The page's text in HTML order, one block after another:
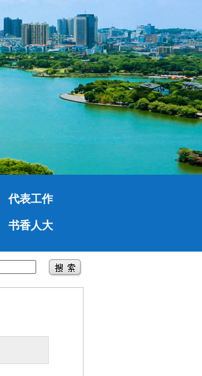
代表工作
书香人大